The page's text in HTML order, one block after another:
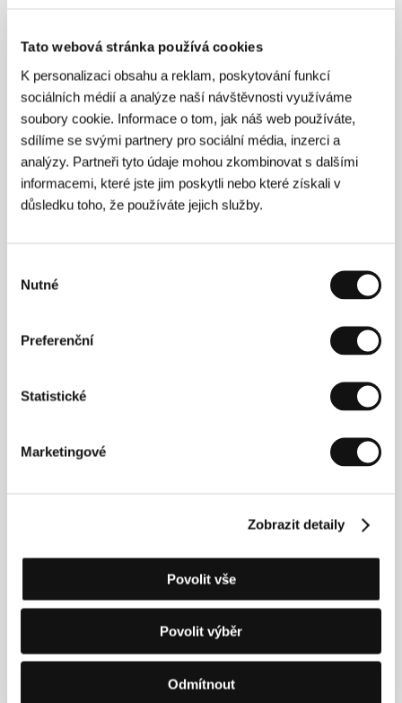
Tato webová stránka používá cookies
K personalizaci obsahu a reklam, poskytování funkcí
sociálních médií a analýze naší návštěvnosti využíváme
soubory cookie. Informace o tom, jak náš web používáte,
sdílíme se svými partnery pro sociální média, inzerci a
analýzy. Partneři tyto údaje mohou zkombinovat s dalšími
informacemi, které jste jim poskytli nebo které získali v
důsledku toho, že používáte jejich služby.
souhlasu
Nutné
Preferenční
Statistické
Marketingové
Zobrazit detaily
Povolit vše
Povolit výběr
Odmítnout
Bård Breien
mimo jiné
(2002). Jeho krátký snímek
zatímco jeho celovečerní debut, černá komedie o
setkání několika postižených lidí a jejich partnerů
koprodukci natočil kriminální černou komedii
Kontakty
Norwegian Film Institute